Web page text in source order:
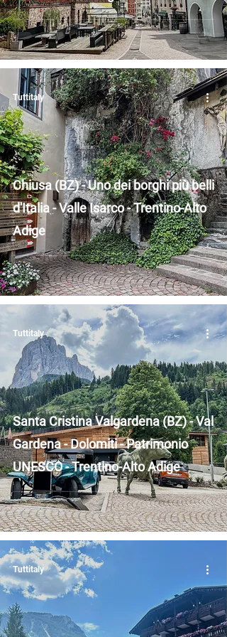
Chiusa (BZ) - Uno dei borghi più belli
d'Italia - Valle Isarco - Trentino-Alto
Adige
Tuttitaly
Santa Cristina Valgardena (BZ) - Val
Gardena - Dolomiti - Patrimonio
UNESCO - Trentino-Alto Adige
Tuttitaly
Tuttitaly